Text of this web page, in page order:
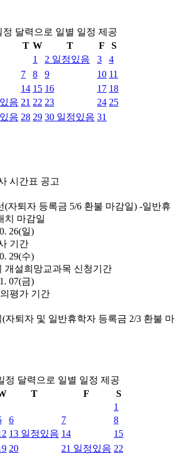
정 달력으로 일별 일정 제공
T W T F
S
1
2 일정있음 3
4
7 8 9 10 11
14 15 16 17 18
음 21 22 23 24 25
음 28 29 30 일정있음 31
시간표 공고
(자퇴자 등록금 5/6 환불 마감일) -일반휴
치 마감일
26(일)
기간
29(수)
개설희망교과목 신청기간
07(금)
평가 기간
(자퇴자 및 일반휴학자 등록금 2/3 환불 마
정 달력으로 일별 일정 제공
T F
S
1
6 7
8
13 일정있음 14
15
20 21 일정있음 22